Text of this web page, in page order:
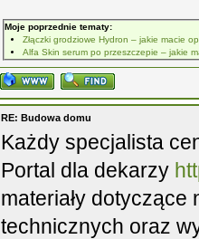
Moje poprzednie tematy:
Złączki grodziowe Hydron – jakie macie
Alfa Skin serum po przeszczepie – jakie
RE: Budowa domu
Każdy specjalista
Portal dla dekarzy
materiały
technicznych oraz